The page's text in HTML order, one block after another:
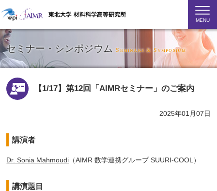
MENU
セミナー・シンポジウムSeminars & Symposium
【1/17】第12回「AIMRセミナー」のご案内
2025年01月07日
講演者
Dr. Sonia Mahmoudi （AIMR 数学連携グループ SUURI-COOL）
講演題目